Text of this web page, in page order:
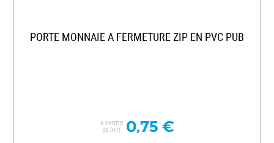
PORTE MONNAIE A FERMETURE ZIP EN PVC PUB
A PARTIR
DE (HT) 0,75 €